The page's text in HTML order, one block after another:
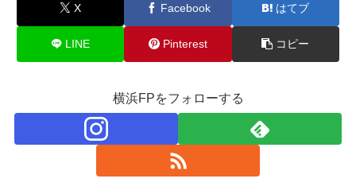
X Facebook はてブ
LINE Pinterest コピー
横浜FPをフォローする